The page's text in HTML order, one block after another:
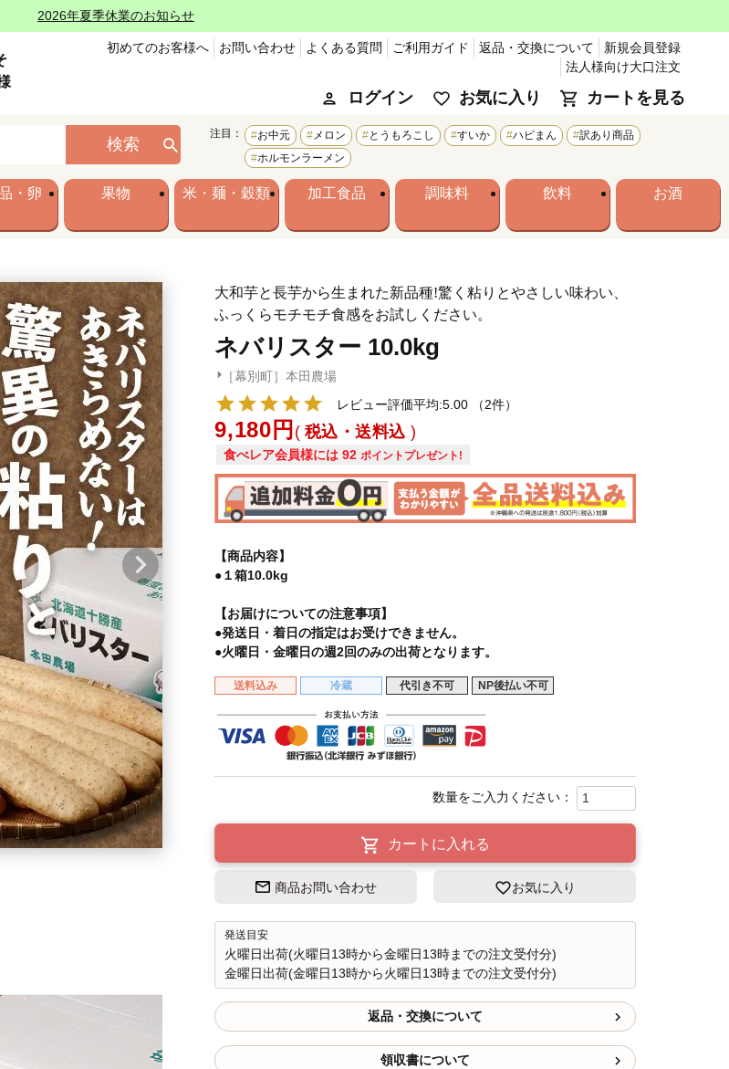
2026年夏季休業のお知らせ
初めてのお客様へ お問い合わせ よくある質問 ご利用ガイド 返品・交換について
新規会員登録
法人様向け大口注文
ログイン お気に入り カートを見る
検索
注目： お中元 メロン とうもろこし すいか ハピまん
訳あり商品
ホルモンラーメン
・卵 果物 米・麺・穀類 加工食品 調味料 飲料 お酒
大和芋と長芋から生まれた新品種!驚く粘りとやさしい味わい、
ふっくらモチモチ食感をお試しください。
ネバリスター 10.0kg
［幕別町］本田農場
レビュー評価平均:5.00
（2件）
9,180 税込・送料込
食べレア会員様には 92 ポイントプレゼント!
【商品内容】
●１箱10.0kg
【お届けについての注意事項】
●発送日・着日の指定はお受けできません。
●火曜日・金曜日の週2回のみの出荷となります。
送料込み 冷蔵 代引き不可 NP後払い不可
カートに入れる
商品お問い合わせ お気に入り
発送目安
火曜日出荷(火曜日13時から金曜日13時までの注文受付分)
金曜日出荷(金曜日13時から火曜日13時までの注文受付分)
返品・交換について
領収書について